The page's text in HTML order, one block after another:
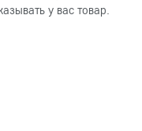
у вас товар.